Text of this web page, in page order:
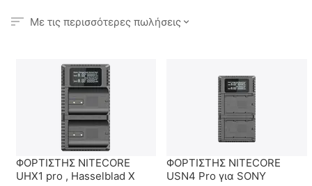
Με τις περισσότερες πωλήσεις
ΦΟΡΤΙΣΤΗΣ NITECORE
UHX1 pro , Hasselblad X
ΦΟΡΤΙΣΤΗΣ NITECORE
USN4 Pro για SONY